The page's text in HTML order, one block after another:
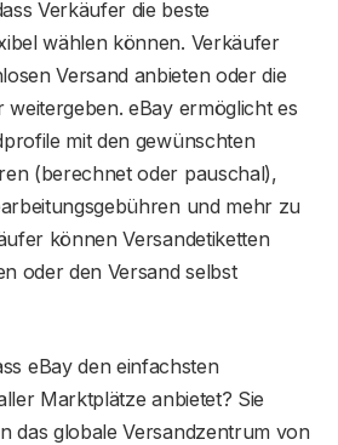
Verkäufer die beste
wählen können. Verkäufer
Versand anbieten oder die
weitergeben. eBay ermöglicht es
mit den gewünschten
(berechnet oder pauschal),
und mehr zu
können Versandetiketten
oder den Versand selbst
eBay den einfachsten
Marktplätze anbietet? Sie
das globale Versandzentrum von